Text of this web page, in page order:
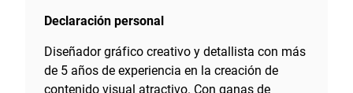
Declaración personal
Diseñador gráfico creativo y detallista con más
de 5 años de experiencia en la creación de
contenido visual atractivo. Con ganas de